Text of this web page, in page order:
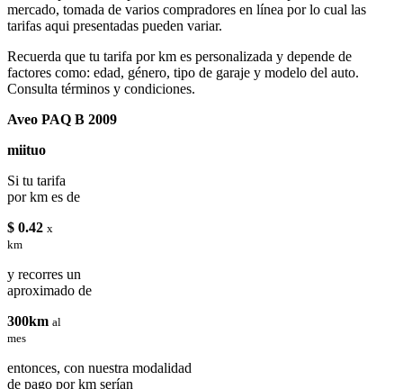
mercado, tomada de varios compradores en línea por lo cual las
tarifas aqui presentadas pueden variar.
Recuerda que tu tarifa por km es personalizada y depende de
factores como: edad, género, tipo de garaje y modelo del auto.
Consulta términos y condiciones.
Aveo PAQ B 2009
miituo
Si tu tarifa
por km es de
$ 0.42 x
km
y recorres un
aproximado de
300km al
mes
entonces, con nuestra modalidad
de pago por km serían